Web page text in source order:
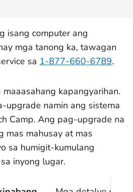
isang computer ang
mga tanong ka, tawagan
sa 1-877-660-6789.
kapangyarihan.
upgrade namin ang sistema
Camp. Ang pag-upgrade na
mas mahusay at mas
sa humigit-kumulang
inyong lugar.